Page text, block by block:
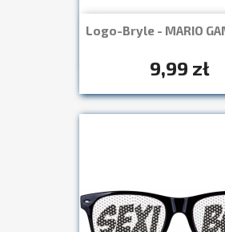
Logo-Bryle - MARIO
9,99 zł
Szybki